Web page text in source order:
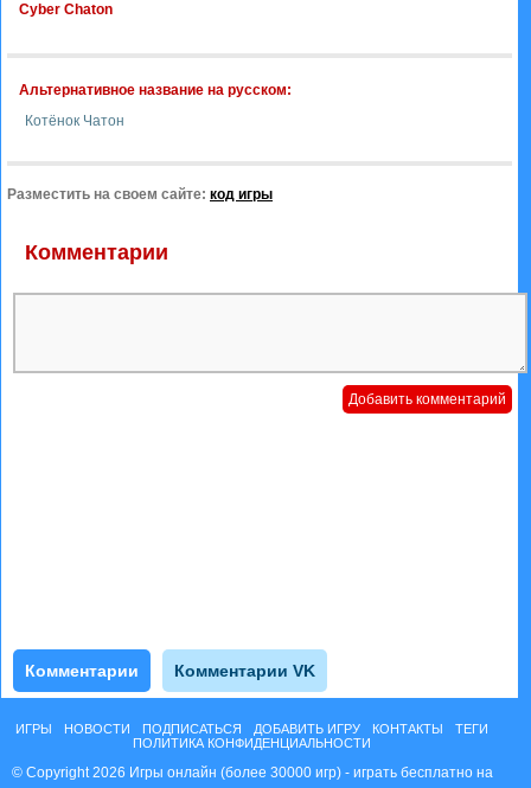
Cyber Chaton
Альтернативное название на русском:
Котёнок Чатон
Разместить на своем сайте: код игры
Комментарии
Комментарии Комментарии VK
ИГРЫ НОВОСТИ ПОДПИСАТЬСЯ ДОБАВИТЬ ИГРУ КОНТАКТЫ
ТЕГИ
ПОЛИТИКА КОНФИДЕНЦИАЛЬНОСТИ
© Copyright 2026 Игры онлайн (более 30000 игр) - играть бесплатно на